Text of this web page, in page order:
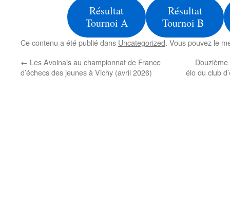
Résultat
Tournoi A
Résultat
Tournoi B
Ce contenu a été publié dans Uncategorized. Vous pouvez le
← Les Avoinais au championnat de France
d’échecs des jeunes à Vichy (avril 2026)
élo du club